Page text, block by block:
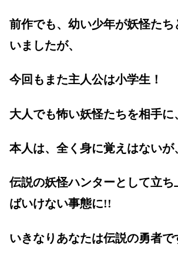
前作でも、幼い少年が妖怪たち
いましたが、
今回もまた主人公は小学生！
大人でも怖い妖怪たちを相手に
本人は、全く身に覚えはないが
伝説の妖怪ハンターとして立ち
ばいけない事態に!!
いきなりあなたは伝説の勇者で